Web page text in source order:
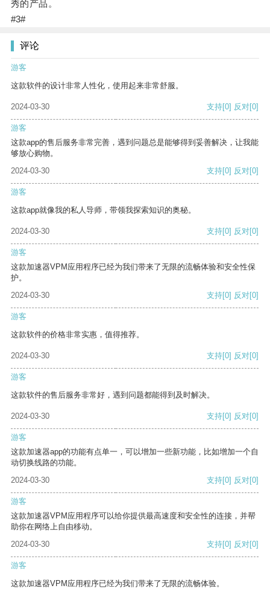
秀的产品。
#3#
评论
游客
这款软件的设计非常人性化，使用起来非常舒服。
2024-03-30 支持[0] 反对[0]
游客
这款app的售后服务非常完善，遇到问题总是能够得到妥善解决，让我能
够放心购物。
2024-03-30
支持[0] 反对[0]
游客
这款app就像我的私人导师，带领我探索知识的奥秘。
2024-03-30 支持[0] 反对[0]
游客
这款加速器VPM应用程序已经为我们带来了无限的流畅体验和安全性保
护。
2024-03-30
支持[0] 反对[0]
游客
这款软件的价格非常实惠，值得推荐。
2024-03-30 支持[0] 反对[0]
游客
这款软件的售后服务非常好，遇到问题都能得到及时解决。
2024-03-30 支持[0] 反对[0]
游客
这款加速器app的功能有点单一，可以增加一些新功能，比如增加一个自
动切换线路的功能。
2024-03-30
支持[0] 反对[0]
游客
这款加速器VPM应用程序可以给你提供最高速度和安全性的连接，并帮
助你在网络上自由移动。
2024-03-30
支持[0] 反对[0]
游客
这款加速器VPM应用程序已经为我们带来了无限的流畅体验。